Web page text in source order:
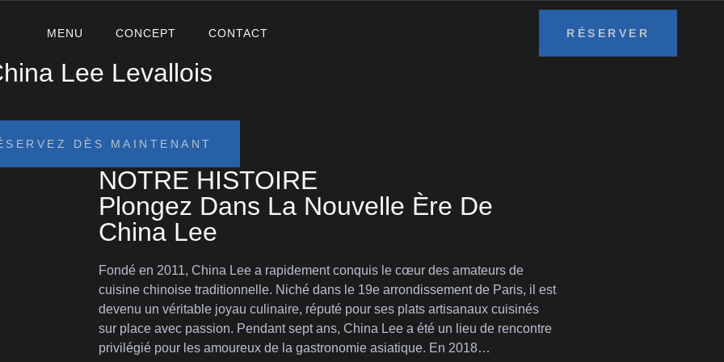
MENU CONCEPT CONTACT RÉSERVER
Lee Levallois
DÈS MAINTENANT
NOTRE HISTOIRE
Plongez Dans La Nouvelle Ère De
China Lee
Fondé en 2011, China Lee a rapidement conquis le cœur des amateurs de
cuisine chinoise traditionnelle. Niché dans le 19e arrondissement de Paris, il est
devenu un véritable joyau culinaire, réputé pour ses plats artisanaux cuisinés
sur place avec passion. Pendant sept ans, China Lee a été un lieu de rencontre
privilégié pour les amoureux de la gastronomie asiatique. En 2018…